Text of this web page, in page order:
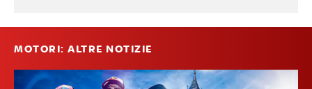
MOTORI: ALTRE NOTIZIE